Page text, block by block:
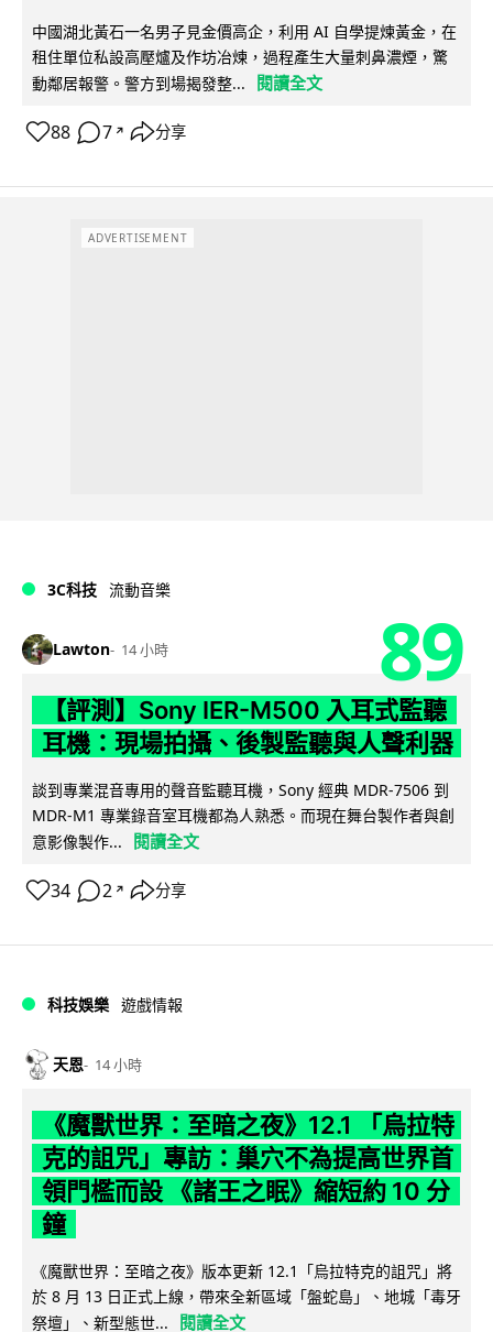
中國湖北黃石一名男子見金價高企，利用 AI 自學提煉黃金，在
租住單位私設高壓爐及作坊冶煉，過程產生大量刺鼻濃煙，驚
動鄰居報警。警方到場揭發整...
閱讀全文
88 7 ↗ 分享
ADVERTISEMENT
3C科技 流動音樂
Lawton 14 小時 89
【評測】Sony IER-M500 入耳式監聽
耳機：現場拍攝、後製監聽與人聲利器
談到專業混音專用的聲音監聽耳機，Sony 經典 MDR-7506 到
MDR-M1 專業錄音室耳機都為人熟悉。而現在舞台製作者與創
意影像製作...
閱讀全文
34 2 ↗ 分享
科技娛樂 遊戲情報
天恩 14 小時
《魔獸世界：至暗之夜》12.1 「烏拉特
克的詛咒」專訪：巢穴不為提高世界首
領門檻而設 《諸王之眠》縮短約 10 分
鐘
《魔獸世界：至暗之夜》版本更新 12.1「烏拉特克的詛咒」將
於 8 月 13 日正式上線，帶來全新區域「盤蛇島」、地城「毒牙
祭壇」、新型態世...
閱讀全文